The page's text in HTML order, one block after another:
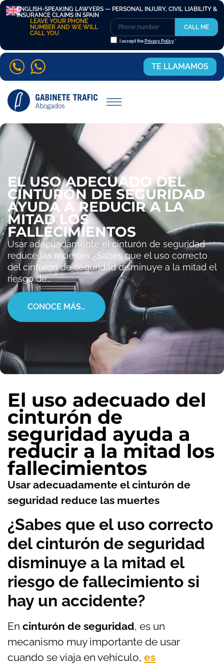
ENGLISH-SPEAKING LAWYERS — PERSONAL INJURY, CIVIL LIABILITY &
INSURANCE CLAIMS IN SPAIN
LEAVE YOUR PHONE
NUMBER AND WE WILL
CALL YOU
I accept the Privacy Policy*
CALL ME
TE LLAMAMOS
EL USO ADECUADO DEL
CINTURÓN DE SEGURIDAD
AYUDA A REDUCIR A LA
MITAD LOS
FALLECIMIENTOS
Usar adecuadamente el cinturón de seguridad
reduce las muertes ¿Sabes que el uso correcto
del cinturón de seguridad disminuye a la mitad el
riesgo de…
CONOCE MÁS…
El uso adecuado del
cinturón de
seguridad ayuda a
reducir a la mitad los
fallecimientos
Usar adecuadamente el cinturón de
seguridad reduce las muertes
¿Sabes que el uso correcto
del cinturón de seguridad
disminuye a la mitad el
riesgo de fallecimiento si
hay un accidente?
En cinturón de seguridad, es un
mecanismo muy importante de usar
cuando se viaja en vehículo, es